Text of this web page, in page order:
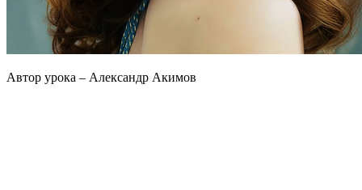
Автор урока – Александр Акимов